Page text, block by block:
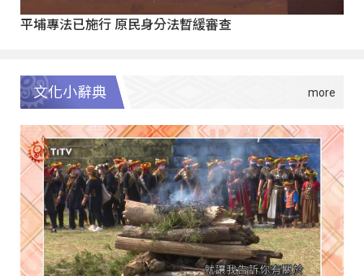
平埔專法已施行 原民身分法暫緩審查
文化小辭典